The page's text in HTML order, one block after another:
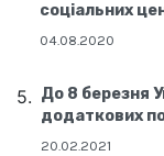
соціальних
04.08.2020
До 8 березня
додаткових
20.02.2021